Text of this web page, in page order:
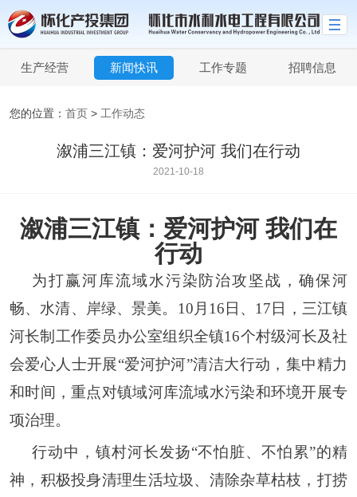
生产经营 新闻快讯 工作专题 招聘信息
您的位置： 首页 > 工作动态
溆浦三江镇：爱河护河 我们在行动
2021-10-18
溆浦三江镇：爱河护河我们在
行动
为打赢河库流域水污染防治攻坚战，确保河
畅、水清、岸绿、景美。 10月16日、17日，三江镇
河长制工作委员办公室组织全镇16个村级河长及社
会爱心人士开展“爱河护河”清洁大行动，集中精力
和时间，重点对镇域河库流域水污染和环境开展专
项治理。
行动中，镇村河长发扬“不怕脏、不怕累”的精
神，积极投身清理生活垃圾、清除杂草枯枝，打捞